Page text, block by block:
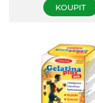
KOUPIT